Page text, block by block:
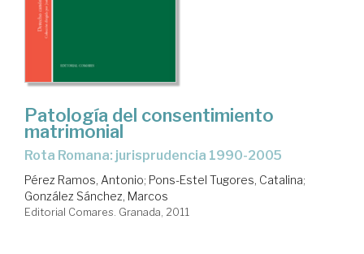
Patología del consentimiento
matrimonial
Rota Romana: jurisprudencia 1990-2005
Pérez Ramos, Antonio; Pons-Estel Tugores, Catalina;
González Sánchez, Marcos
Editorial Comares. Granada, 2011